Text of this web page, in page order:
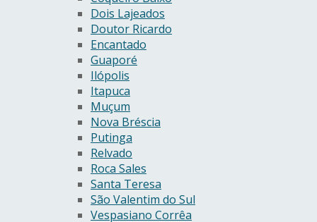
Dois Lajeados
Doutor Ricardo
Encantado
Guaporé
Ilópolis
Itapuca
Muçum
Nova Bréscia
Putinga
Relvado
Roca Sales
Santa Teresa
São Valentim do Sul
Vespasiano Corrêa